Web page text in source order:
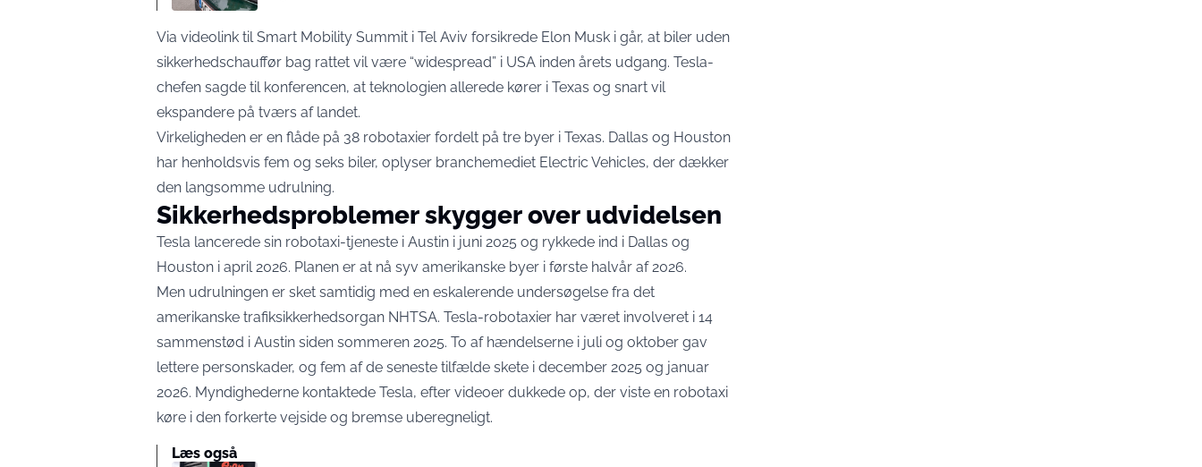
Via videolink til Smart Mobility Summit i Tel Aviv forsikrede Elon Musk i går, at biler uden
sikkerhedschauffør bag rattet vil være “widespread” i USA inden årets udgang. Tesla-
chefen sagde til konferencen, at teknologien allerede kører i Texas og snart vil
ekspandere på tværs af landet.
Virkeligheden er en flåde på 38 robotaxier fordelt på tre byer i Texas. Dallas og Houston
har henholdsvis fem og seks biler, oplyser branchemediet Electric Vehicles, der dækker
den langsomme udrulning.
Sikkerhedsproblemer skygger over udvidelsen
Tesla lancerede sin robotaxi-tjeneste i Austin i juni 2025 og rykkede ind i Dallas og
Houston i april 2026. Planen er at nå syv amerikanske byer i første halvår af 2026.
Men udrulningen er sket samtidig med en eskalerende undersøgelse fra det
amerikanske trafiksikkerhedsorgan NHTSA. Tesla-robotaxier har været involveret i 14
sammenstød i Austin siden sommeren 2025. To af hændelserne i juli og oktober gav
lettere personskader, og fem af de seneste tilfælde skete i december 2025 og januar
2026. Myndighederne kontaktede Tesla, efter videoer dukkede op, der viste en robotaxi
køre i den forkerte vejside og bremse uberegneligt.
Læs også